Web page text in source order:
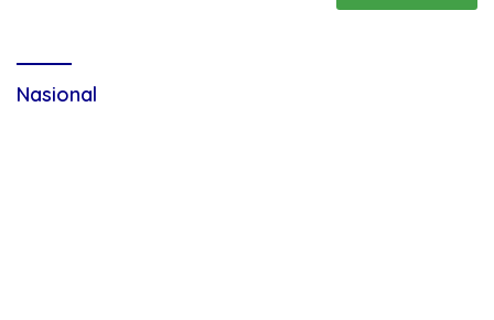
Nasional